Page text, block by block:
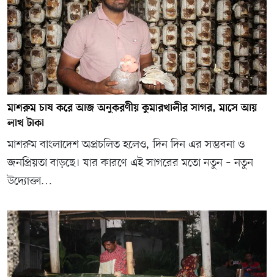
মাশরুম চাষ করে আজ অনুকরণীয় কুমারখালীর সাগর, মাসে আয়
লাখ টাকা
মাশরুম বাংলাদেশ অপ্রচলিত হলেও, দিন দিন এর সম্ভবনা ও
জনপ্রিয়তা বাড়ছে। যার কারণে এই সাগরের মতো নতুন – নতুন
উদ্যোক্তা…